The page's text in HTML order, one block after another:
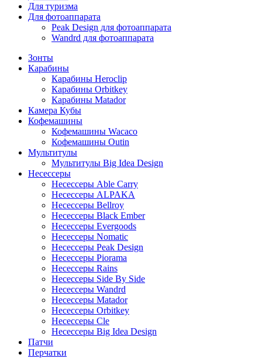
Для туризма
Для фотоаппарата
Peak Design для фотоаппарата
Wandrd для фотоаппарата
Зонты
Карабины
Карабины Heroclip
Карабины Orbitkey
Карабины Matador
Камера Кубы
Кофемашины
Кофемашины Wacaco
Кофемашины Outin
Мультитулы
Мультитулы Big Idea Design
Несессеры
Несессеры Able Carry
Несессеры ALPAKA
Несессеры Bellroy
Несессеры Black Ember
Несессеры Evergoods
Несессеры Nomatic
Несессеры Peak Design
Несессеры Piorama
Несессеры Rains
Несессеры Side By Side
Несессеры Wandrd
Несессеры Matador
Несессеры Orbitkey
Несессеры Cle
Несессеры Big Idea Design
Патчи
Перчатки